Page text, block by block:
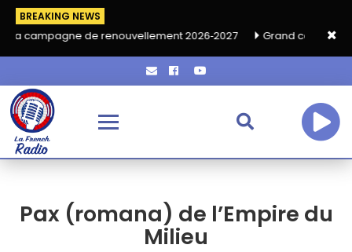
BREAKING NEWS
renouvellement 2026‑2027 Grand café de rentrée HKA le
Pax (romana) de l’Empire du
Milieu